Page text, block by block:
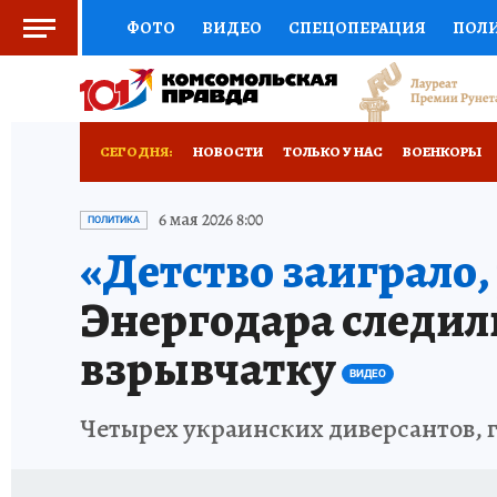
ФОТО ВИДЕО СПЕЦОПЕРАЦИЯ
СОЦПОДДЕРЖКА НАУКА СПОРТ
ТЕСТЫ НОВОЕ
СЕГОДНЯ: НОВОСТИ ТОЛЬКО У НАС ВОЕНКОРЫ
ИСПЫТАНО НА СЕБЕ
ПОЛИТИКА 6 мая 2026 8:00
«Детство
Энергодара
взрывчатку ВИДЕО
Четырех украинских диверсантов,